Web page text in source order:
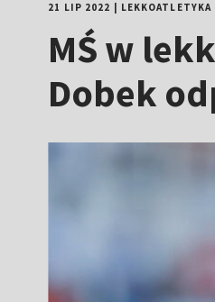
21 LIP 2022 LEKKOATLETYKA
MŚ w
Dobek